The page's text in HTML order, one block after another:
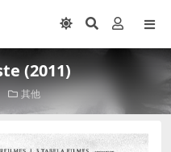
(2011)
其他